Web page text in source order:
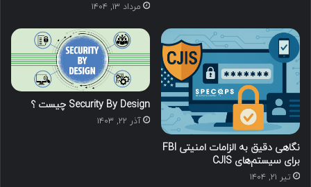
مرداد ۱۳, ۱۴۰۴
نگاهی دقیق به الزامات امنیتی FBI
برای سیستم‌های CJIS
تیر ۲۱, ۱۴۰۴
Security By Design چیست ؟
آذر ۲۲, ۱۴۰۳